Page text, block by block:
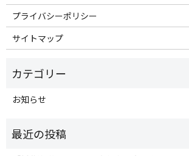
プライバシーポリシー
サイトマップ
お知らせ